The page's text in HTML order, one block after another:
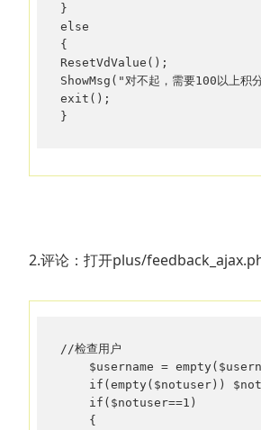
}
else
{
ResetVdValue();
ShowMsg("对不起，需要100以
exit();
}
2.评论：打开plus/
//检查用户
$username =
if(empty($notuser))
    if($notuser==1)
    {